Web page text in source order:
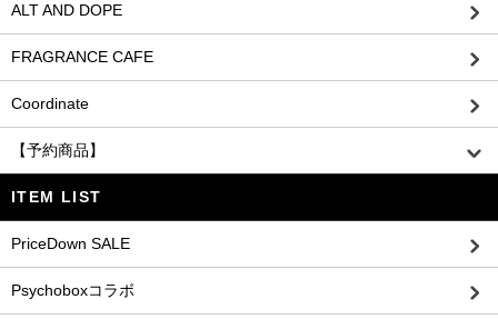
ALT AND DOPE
FRAGRANCE CAFE
Coordinate
【予約商品】
ITEM LIST
PriceDown SALE
Psychoboxコラボ